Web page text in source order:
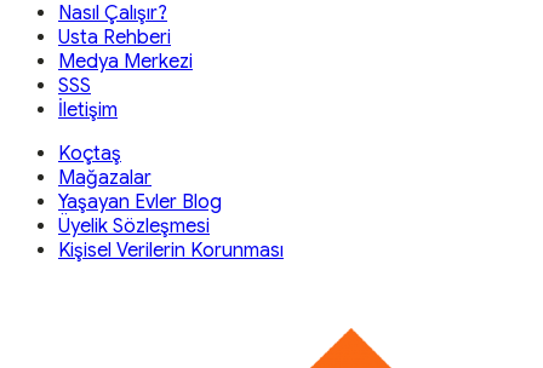
Nasıl Çalışır?
Usta Rehberi
Medya Merkezi
SSS
İletişim
Koçtaş
Mağazalar
Yaşayan Evler Blog
Üyelik Sözleşmesi
Kişisel Verilerin Korunması